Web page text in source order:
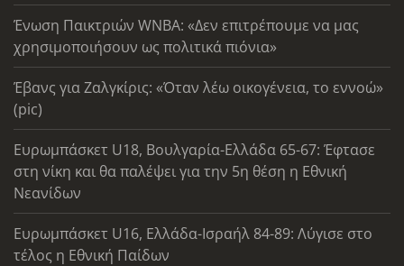
Ένωση Παικτριών WNBA: «Δεν επιτρέπουμε να μας
χρησιμοποιήσουν ως πολιτικά πιόνια»
Έβανς για Ζαλγκίρις: «Όταν λέω οικογένεια, το εννοώ»
(pic)
Ευρωμπάσκετ U18, Βουλγαρία-Ελλάδα 65-67: Έφτασε
στη νίκη και θα παλέψει για την 5η θέση η Εθνική
Νεανίδων
Ευρωμπάσκετ U16, Ελλάδα-Ισραήλ 84-89: Λύγισε στο
τέλος η Εθνική Παίδων